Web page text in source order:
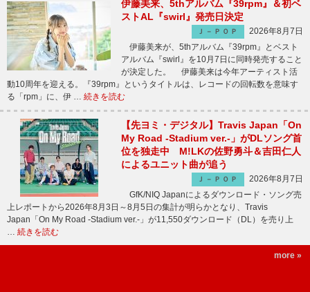
伊藤美来、5thアルバム『39rpm』＆初ベ
ストAL『swirl』発売日決定
Ｊ－ＰＯＰ
2026年8月7日
伊藤美来が、5thアルバム『39rpm』とベスト
アルバム『swirl』を10月7日に同時発売すること
が決定した。 伊藤美来は今年アーティスト活
動10周年を迎える。『39rpm』というタイトルは、レコードの回転数を意味す
る「rpm」に、伊 … 続きを読む
【先ヨミ・デジタル】Travis Japan「On
My Road -Stadium ver.-」がDLソング首
位を独走中 M!LKの佐野勇斗＆吉田仁人
によるユニット曲が追う
Ｊ－ＰＯＰ
2026年8月7日
GfK/NIQ Japanによるダウンロード・ソング売
上レポートから2026年8月3日～8月5日の集計が明らかとなり、Travis
Japan「On My Road -Stadium ver.-」が11,550ダウンロード（DL）を売り上
… 続きを読む
more »